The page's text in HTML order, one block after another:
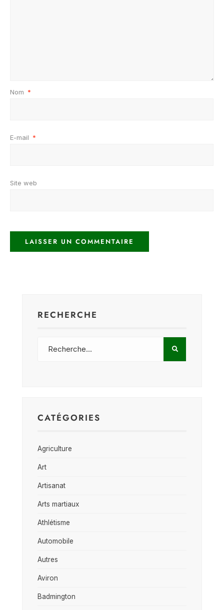
Nom *
E-mail *
Site web
RECHERCHE
CATÉGORIES
Agriculture
Art
Artisanat
Arts martiaux
Athlétisme
Automobile
Autres
Aviron
Badmington